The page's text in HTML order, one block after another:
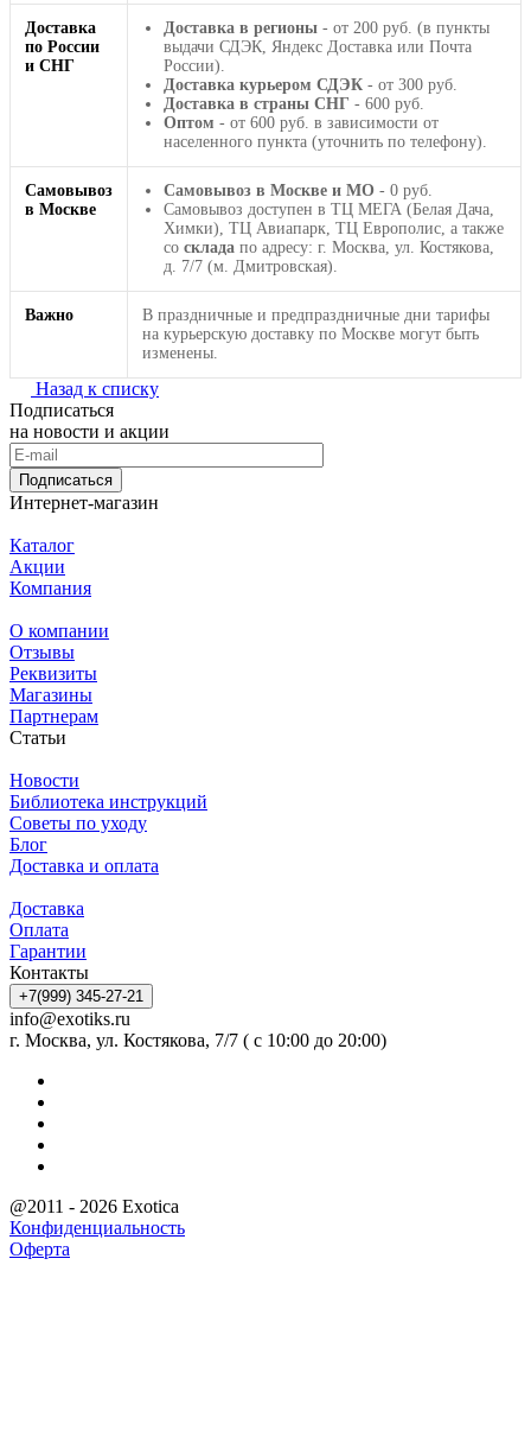
Доставка
по России
и СНГ
Доставка в регионы - от 200 руб. (в пункты
выдачи СДЭК, Яндекс Доставка или Почта
России).
Доставка курьером СДЭК - от 300 руб.
Доставка в страны СНГ - 600 руб.
Оптом - от 600 руб. в зависимости от
населенного пункта (уточнить по телефону).
Самовывоз
в Москве
Самовывоз в Москве и МО - 0 руб.
Самовывоз доступен в ТЦ МЕГА (Белая Дача,
Химки), ТЦ Авиапарк, ТЦ Европолис, а также
со склада по адресу: г. Москва, ул. Костякова,
д. 7/7 (м. Дмитровская).
Важно
В праздничные и предпраздничные дни тарифы
на курьерскую доставку по Москве могут быть
изменены.
Назад к списку
Подписаться
на новости и акции
Подписаться
Интернет-магазин
Каталог
Акции
Компания
О компании
Отзывы
Реквизиты
Магазины
Партнерам
Статьи
Новости
Библиотека инструкций
Советы по уходу
Блог
Доставка и оплата
Доставка
Оплата
Гарантии
Контакты
+7(999) 345-27-21
info@exotiks.ru
г. Москва, ул. Костякова, 7/7 ( с 10:00 до 20:00)
@2011 - 2026 Exotica
Конфиденциальность
Оферта